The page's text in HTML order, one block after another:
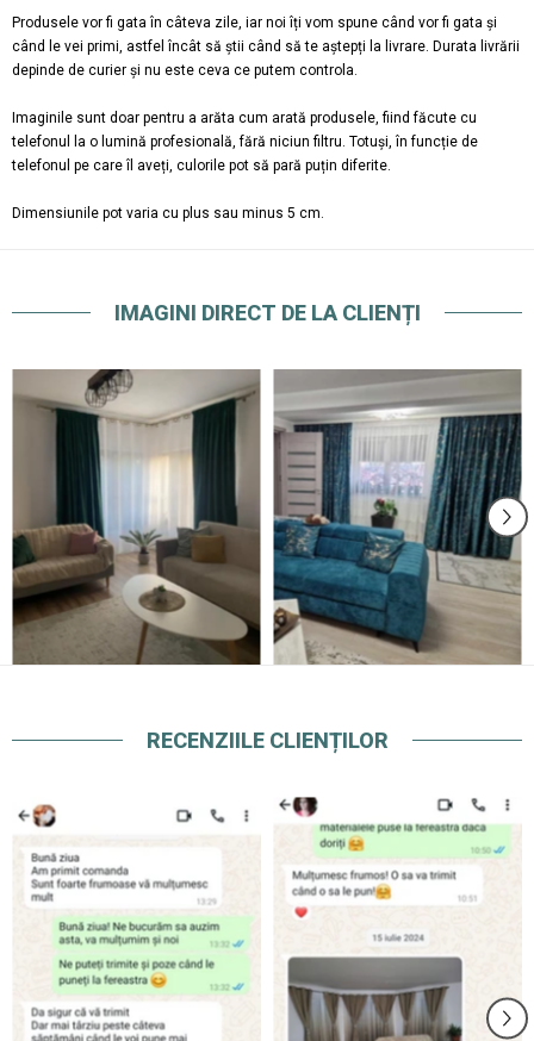
Produsele vor fi gata în câteva zile, iar noi îți vom spune când vor fi gata și
când le vei primi, astfel încât să știi când să te aștepți la livrare. Durata livrării
depinde de curier și nu este ceva ce putem controla.
Imaginile sunt doar pentru a arăta cum arată produsele, fiind făcute cu
telefonul la o lumină profesională, fără niciun filtru. Totuși, în funcție de
telefonul pe care îl aveți, culorile pot să pară puțin diferite.
Dimensiunile pot varia cu plus sau minus 5 cm.
IMAGINI DIRECT DE LA CLIENȚI
RECENZIILE CLIENȚILOR